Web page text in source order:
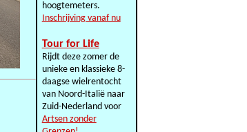
hoogtemeters.
Inschrijving vanaf nu
Tour for Life
Rijdt deze zomer de
unieke en klassieke 8-
daagse wielrentocht
van Noord-Italië naar
Zuid-Nederland voor
Artsen zonder